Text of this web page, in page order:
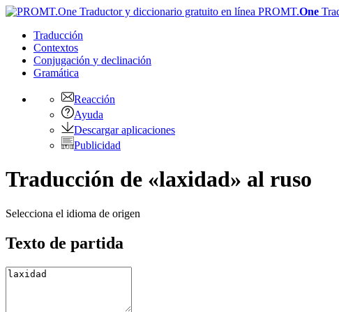
PROMT.One
Traducción
Contextos
Conjugación y declinación
Gramática
Reacción
Ayuda
Descargar aplicaciones
Publicidad
Traducción de «laxidad» al ruso
Selecciona el idioma de origen
Texto de partida